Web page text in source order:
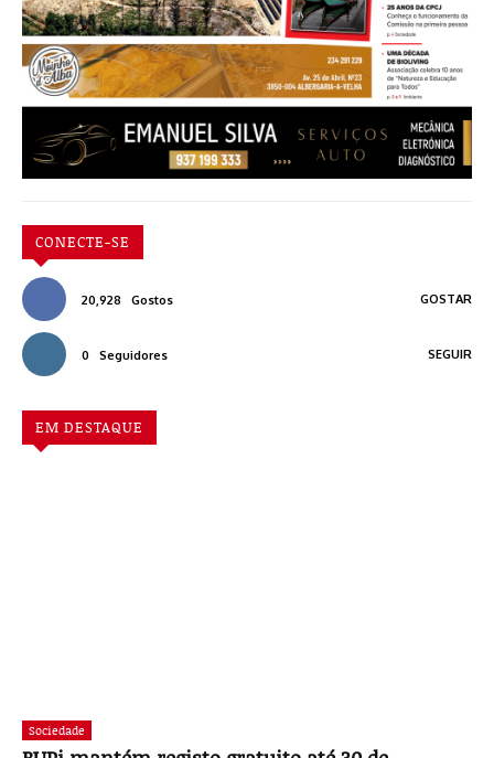
CONECTE-SE
20,928 Gostos GOSTAR
0 Seguidores SEGUIR
EM DESTAQUE
Sociedade